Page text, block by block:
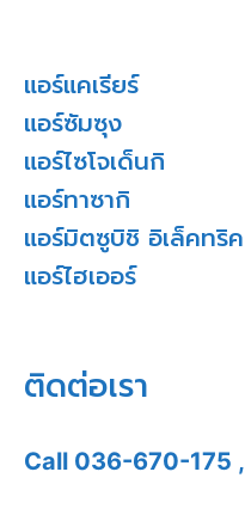
แอร์แคเรียร์
แอร์ซัมซุง
แอร์ไซโจเด็นกิ
แอร์ทาซากิ
แอร์มิตซูบิชิ อิเล็คทริค
แอร์ไฮเออร์
ติดต่อเรา
Call 036-670-175 ,